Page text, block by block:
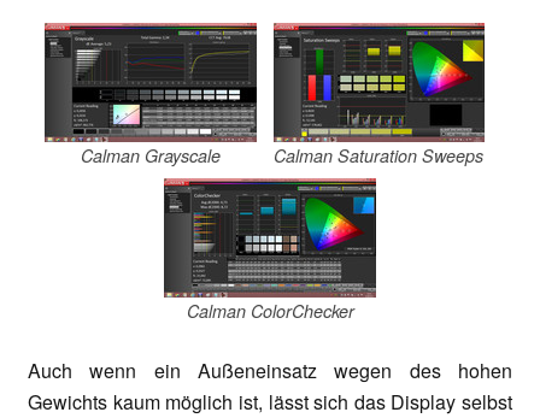
Calman Grayscale Calman Saturation Sweeps
Calman ColorChecker
Auch wenn ein Außeneinsatz wegen des hohen
Gewichts kaum möglich ist, lässt sich das Display selbst